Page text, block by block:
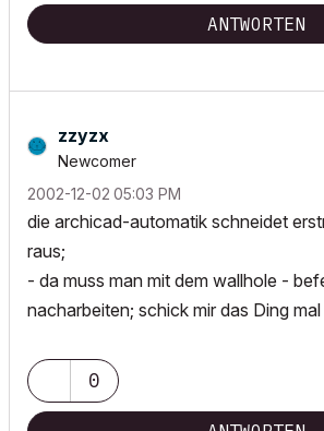
ANTWORTEN
zzyzx
Newcomer
‎2002-12-02 05:03 PM
die archicad-automatik schneidet
raus;
- da muss man mit dem wallhole -
nacharbeiten; schick mir das Ding
0